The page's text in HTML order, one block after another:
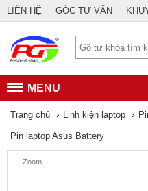
LIÊN HỆ GÓC TƯ VẤN
MENU
Trang chủ › Linh kiện laptop ›
Pin laptop Asus Battery
Zoom